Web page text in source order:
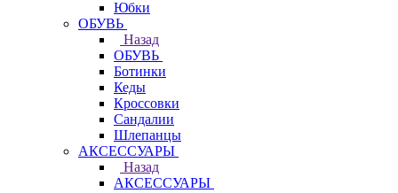
Юбки
ОБУВЬ
Назад
ОБУВЬ
Ботинки
Кеды
Кроссовки
Сандалии
Шлепанцы
АКСЕССУАРЫ
Назад
АКСЕССУАРЫ